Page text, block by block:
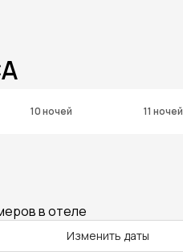
10 ночей 11 ночей
в отеле
Изменить даты